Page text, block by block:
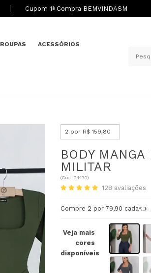
Cupom 1ª Compra BEMVINDASM
ROUPAS ACESSÓRIOS
2 por R$ 159,80
BODY
MILITAR
(Cód. 24490)
128 avaliações
Compre 2 por 79,90 cada👈
Veja mais
cores
disponíveis